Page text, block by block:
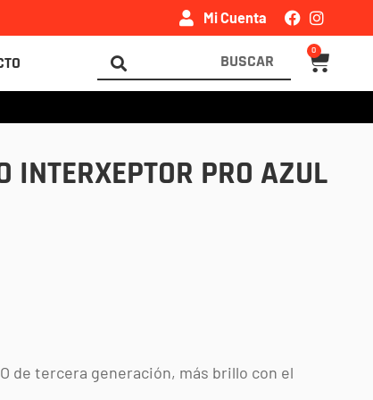
Mi Cuenta
Search
...
0
Carrito
INTERXEPTOR PRO AZUL
de tercera generación, más brillo con el